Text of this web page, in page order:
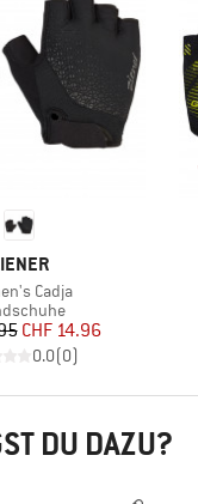
Cadja
Preis
reduzierter Preis
CHF 14.96
0.0(0)
DU DAZU?